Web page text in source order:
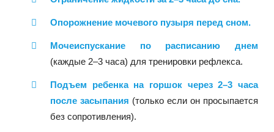
Опорожнение мочевого пузыря перед сном.
Мочеиспускание по расписанию днем
(каждые 2–3 часа) для тренировки рефлекса.
Подъем ребенка на горшок через 2–3 часа
после засыпания (только если он просыпается
без сопротивления).